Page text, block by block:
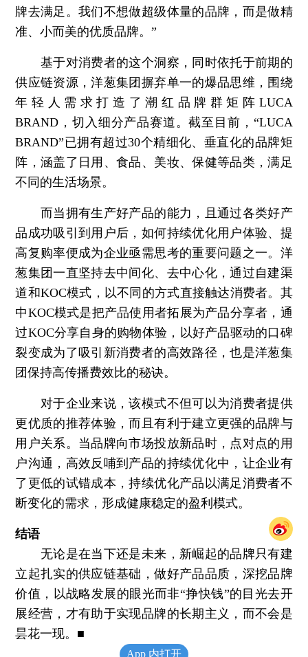
牌去满足。我们不想做超级体量的品牌，而是做精
准、小而美的优质品牌。”
基于对消费者的这个洞察，同时依托于前期的
供应链资源，洋葱集团摒弃单一的爆品思维，围绕
年轻人需求打造了潮红品牌群矩阵LUCA
BRAND，切入细分产品赛道。截至目前，“LUCA
BRAND”已拥有超过30个精细化、垂直化的品牌矩
阵，涵盖了日用、食品、美妆、保健等品类，满足
不同的生活场景。
而当拥有生产好产品的能力，且通过各类好产
品成功吸引到用户后，如何持续优化用户体验、提
高复购率便成为企业亟需思考的重要问题之一。洋
葱集团一直坚持去中间化、去中心化，通过自建渠
道和KOC模式，以不同的方式直接触达消费者。其
中KOC模式是把产品使用者拓展为产品分享者，通
过KOC分享自身的购物体验，以好产品驱动的口碑
裂变成为了吸引新消费者的高效路径，也是洋葱集
团保持高传播费效比的秘诀。
对于企业来说，该模式不但可以为消费者提供
更优质的推荐体验，而且有利于建立更强的品牌与
用户关系。当品牌向市场投放新品时，点对点的用
户沟通，高效反哺到产品的持续优化中，让企业有
了更低的试错成本，持续优化产品以满足消费者不
断变化的需求，形成健康稳定的盈利模式。
结语
无论是在当下还是未来，新崛起的品牌只有建
立起扎实的供应链基础，做好产品品质，深挖品牌
价值，以战略发展的眼光而非“挣快钱”的目光去开
展经营，才有助于实现品牌的长期主义，而不会是
昙花一现。■
App 内打开